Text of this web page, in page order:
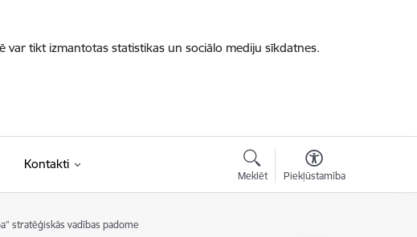
var tikt izmantotas statistikas un sociālo mediju sīkdatnes.
Kontakti
Meklēt Piekļūstamība
stratēģiskās vadības padome